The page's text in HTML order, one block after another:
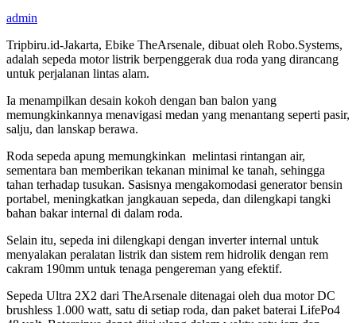
admin
Tripbiru.id-Jakarta, Ebike TheArsenale, dibuat oleh Robo.Systems,
adalah sepeda motor listrik berpenggerak dua roda yang dirancang
untuk perjalanan lintas alam.
Ia menampilkan desain kokoh dengan ban balon yang
memungkinkannya menavigasi medan yang menantang seperti pasir,
salju, dan lanskap berawa.
Roda sepeda apung memungkinkan melintasi rintangan air,
sementara ban memberikan tekanan minimal ke tanah, sehingga
tahan terhadap tusukan. Sasisnya mengakomodasi generator bensin
portabel, meningkatkan jangkauan sepeda, dan dilengkapi tangki
bahan bakar internal di dalam roda.
Selain itu, sepeda ini dilengkapi dengan inverter internal untuk
menyalakan peralatan listrik dan sistem rem hidrolik dengan rem
cakram 190mm untuk tenaga pengereman yang efektif.
Sepeda Ultra 2X2 dari TheArsenale ditenagai oleh dua motor DC
brushless 1.000 watt, satu di setiap roda, dan paket baterai LifePo4